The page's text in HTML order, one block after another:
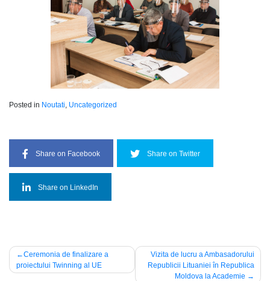
Posted in Noutati, Uncategorized
Share on Facebook Share on Twitter
Share on LinkedIn
Navigare
în
Ceremonia de finalizare a
proiectului Twinning al UE
Vizita de lucru a Ambasadorului
Republicii Lituaniei în Republica
Moldova la Academie